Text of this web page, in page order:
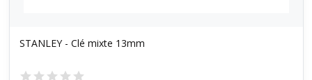
STANLEY - Clé mixte 13mm